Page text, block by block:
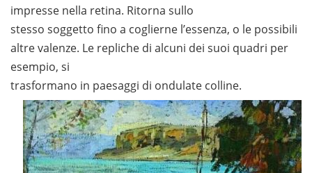
impresse nella retina. Ritorna sullo
stesso soggetto fino a coglierne l’essenza, o le possibili
altre valenze. Le repliche di alcuni dei suoi quadri per
esempio, si
trasformano in paesaggi di ondulate colline.